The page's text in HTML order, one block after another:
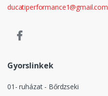
ducatiperformance1@gmail.com
Gyorslinkek
01- ruházat - Bőrdzseki